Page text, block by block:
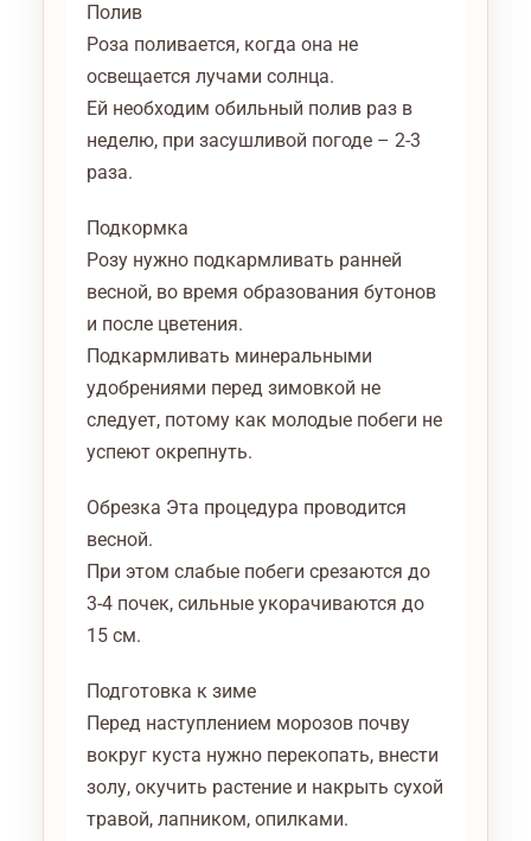
Полив
Роза поливается, когда она не
освещается лучами солнца.
Ей необходим обильный полив раз в
неделю, при засушливой погоде – 2-3
раза.
Подкормка
Розу нужно подкармливать ранней
весной, во время образования бутонов
и после цветения.
Подкармливать минеральными
удобрениями перед зимовкой не
следует, потому как молодые побеги не
успеют окрепнуть.
Обрезка Эта процедура проводится
весной.
При этом слабые побеги срезаются до
3-4 почек, сильные укорачиваются до
15 см.
Подготовка к зиме
Перед наступлением морозов почву
вокруг куста нужно перекопать, внести
золу, окучить растение и накрыть сухой
травой, лапником, опилками.